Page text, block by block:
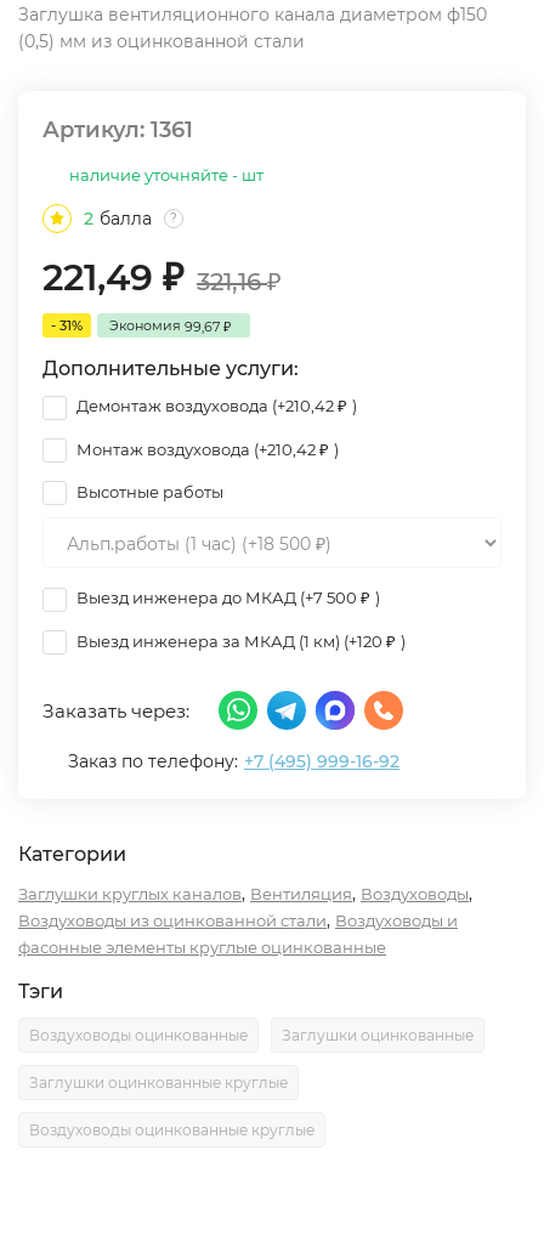
Заглушка вентиляционного канала диаметром ф150
(0,5) мм из оцинкованной стали
Артикул: 1361
наличие уточняйте - шт
2 балла ?
221,49 ₽ 321,16₽
- 31% Экономия 99,67 ₽
Дополнительные услуги:
Демонтаж воздуховода (+210,42 ₽ )
Монтаж воздуховода (+210,42 ₽ )
Высотные работы
Выезд инженера до МКАД (+7 500 ₽ )
Выезд инженера за МКАД (1 км) (+120 ₽ )
Заказать через:
Заказ по телефону: +7 (495) 999-16-92
Категории
Заглушки круглых каналов, Вентиляция, Воздуховоды,
Воздуховоды из оцинкованной стали, Воздуховоды и
фасонные элементы круглые оцинкованные
Тэги
Воздуховоды оцинкованные Заглушки оцинкованные
Заглушки оцинкованные круглые
Воздуховоды оцинкованные круглые